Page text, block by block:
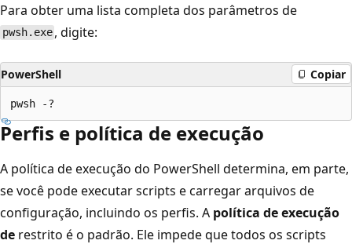
Para obter uma lista completa dos parâmetros de
pwsh.exe , digite:
PowerShell Copiar
Perfis e política de execução
A política de execução do PowerShell determina, em parte,
se você pode executar scripts e carregar arquivos de
configuração, incluindo os perfis. A política de execução
de restrito é o padrão. Ele impede que todos os scripts